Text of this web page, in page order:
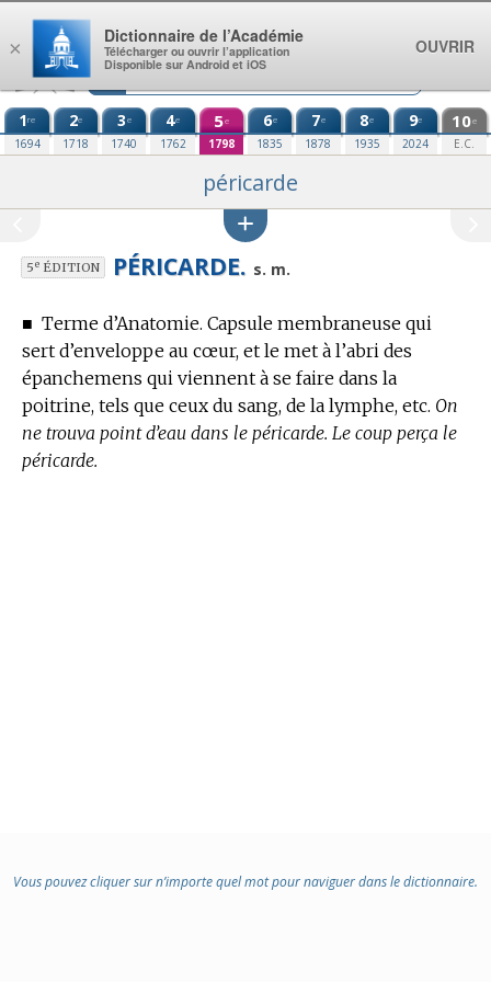
Aller au contenu
1re
1694
2e
1718
3e
1740
4e
1762
5e
1798
6e
1835
7e
1878
8e
1935
9e
2024
10e
E.C.
péricarde
5eÉDITION PÉRICARDE. s. m.
■ Terme d’Anatomie. Capsule membraneuse qui
sert d’enveloppe au cœur, et le met à l’abri des
épanchemens qui viennent à se faire dans la
poitrine, tels que ceux du sang, de la lymphe, etc. On
ne trouva point d’eau dans le péricarde. Le coup perça le
péricarde.
Vous pouvez cliquer sur n’importe quel mot pour naviguer dans le dictionnaire.
×
Dictionnaire de l’Académie
Télécharger ou ouvrir l’application
Disponible sur Android et iOS
OUVRIR